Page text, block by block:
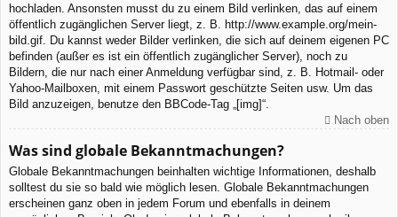
hochladen. Ansonsten musst du zu einem Bild verlinken, das auf einem
öffentlich zugänglichen Server liegt, z. B. http://www.example.org/mein-
bild.gif. Du kannst weder Bilder verlinken, die sich auf deinem eigenen PC
befinden (außer es ist ein öffentlich zugänglicher Server), noch zu
Bildern, die nur nach einer Anmeldung verfügbar sind, z. B. Hotmail- oder
Yahoo-Mailboxen, mit einem Passwort geschützte Seiten usw. Um das
Bild anzuzeigen, benutze den BBCode-Tag „[img]“.
Nach oben
Was sind globale Bekanntmachungen?
Globale Bekanntmachungen beinhalten wichtige Informationen, deshalb
solltest du sie so bald wie möglich lesen. Globale Bekanntmachungen
erscheinen ganz oben in jedem Forum und ebenfalls in deinem